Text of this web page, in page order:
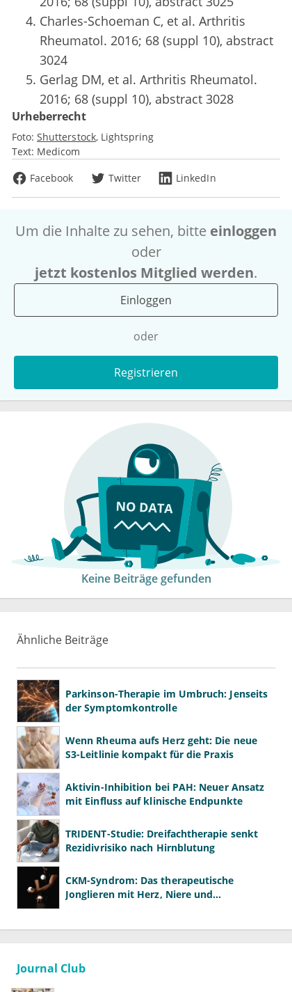
Charles-Schoeman C, et al. Arthritis
Rheumatol. 2016; 68 (suppl 10), abstract
3024
Gerlag DM, et al. Arthritis Rheumatol.
2016; 68 (suppl 10), abstract 3028
Urheberrecht
Foto: Shutterstock Lightspring
Text: Medicom
Facebook
Twitter LinkedIn
Um die Inhalte zu sehen, bitte einloggen
oder
jetzt kostenlos Mitglied werden.
Einloggen
oder
Registrieren
Keine Beiträge gefunden
Ähnliche Beiträge
Parkinson-Therapie im Umbruch: Jenseits
der Symptomkontrolle
Wenn Rheuma aufs Herz geht: Die neue
S3-Leitlinie kompakt für die Praxis
Aktivin-Inhibition bei PAH: Neuer Ansatz
mit Einfluss auf klinische Endpunkte
TRIDENT-Studie: Dreifachtherapie senkt
Rezidivrisiko nach Hirnblutung
CKM-Syndrom: Das therapeutische
Jonglieren mit Herz, Niere und
Journal Club